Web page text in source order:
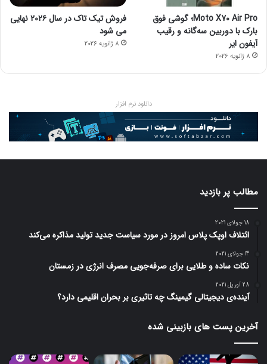
Moto X70 Air Pro؛ گوشی فوق
بارک با دوربین سه‌گانه و رقیب
آیفون ایر
8 ژانویه 2026
فروش تیک تاک در سال ۲۰۲۶ نهایی
می شود
8 ژانویه 2026
دانلود نرم افزار
مطالب پر بازدید
18 جولای 2021
ائتلاف اوپک پلاس امروز در مورد سیاست جدید تولید مذاکره می‌کند
14 جولای 2021
نکات ساده و طلایی برای صرفه‌جویی مصرف انرژی در زمستان
28 آوریل 2021
آینده‌ی دیجیتالی گیمینگ چه تاثیری بر بحران اقلیمی دارد؟
آخرین پست های بازبینی شده